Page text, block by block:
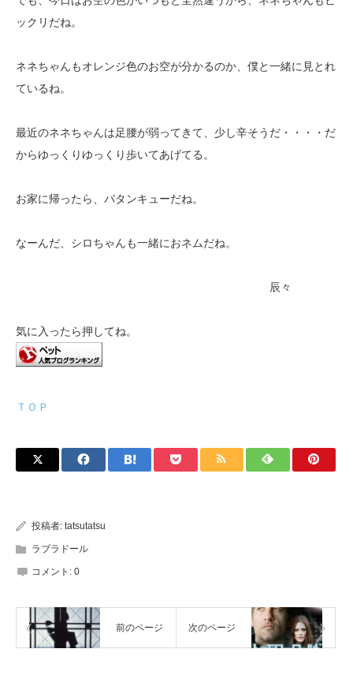
ックリだね。
ネネちゃんもオレンジ色のお空が分かるのか、僕と一緒に見とれ
ているね。
最近のネネちゃんは足腰が弱ってきて、少し辛そうだ・・・・だ
からゆっくりゆっくり歩いてあげてる。
お家に帰ったら、パタンキューだね。
なーんだ、シロちゃんも一緒におネムだね。
辰々
気に入ったら押してね。
ＴＯＰ
投稿者: tatsutatsu
ラブラドール
コメント: 0
前のページ 次のページ